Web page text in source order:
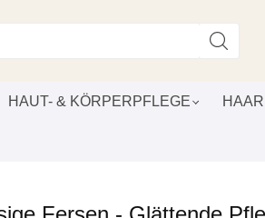
HAUT- & KÖRPERPFLEGE